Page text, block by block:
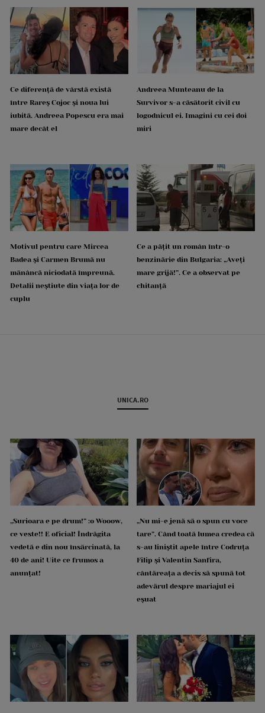
Ce diferență de vârstă există
între Rareș Cojoc și noua lui
iubită. Andreea Popescu era mai
mare decât el
Andreea Munteanu de la
Survivor s-a căsătorit civil cu
logodnicul ei. Imagini cu cei doi
miri
Motivul pentru care Mircea
Badea și Carmen Brumă nu
mănâncă niciodată împreună.
Detalii neștiute din viața lor de
cuplu
Ce a pățit un român într-o
benzinărie din Bulgaria: „Aveți
mare grijă!”. Ce a observat pe
chitanță
UNICA.RO
„Surioara e pe drum!” :o Wooow,
ce veste!! E oficial! Îndrăgita
vedetă e din nou însărcinată, la
40 de ani! Uite ce frumos a
anunțat!
„Nu mi-e jenă să o spun cu voce
tare”. Când toată lumea credea că
s-au liniștit apele între Codruța
Filip și Valentin Sanfira,
cântăreața a decis să spună tot
adevărul despre mariajul ei
eșuat